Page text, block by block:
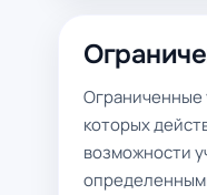
Ограниченные
которых
возможности